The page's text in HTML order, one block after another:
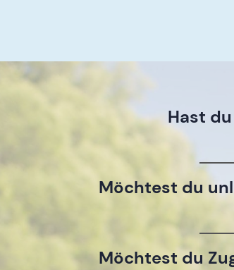
Hast
Möchtest du
Möchtest du